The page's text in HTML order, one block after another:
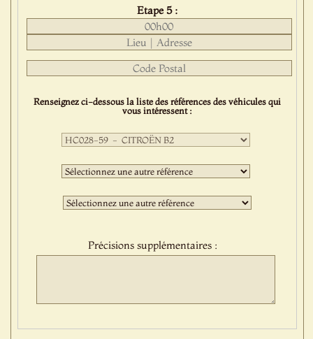
Etape 5 :
Renseignez ci-dessous la liste des références des véhicules qui
vous intéressent :
Première
sélection
:Deuxième
sélection
:Troisième
sélection
Précisions supplémentaires :